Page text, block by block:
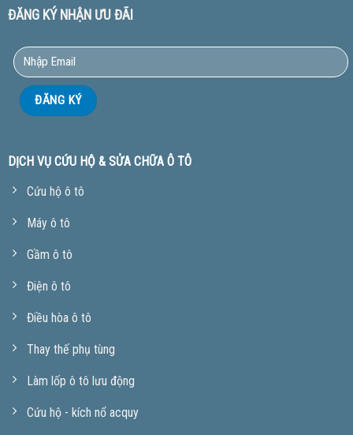
ĐĂNG KÝ NHẬN ƯU ĐÃI
DỊCH VỤ CỨU HỘ & SỬA CHỮA Ô TÔ
Cứu hộ ô tô
Máy ô tô
Gầm ô tô
Điện ô tô
Điều hòa ô tô
Thay thế phụ tùng
Làm lốp ô tô lưu động
Cứu hộ - kích nổ acquy